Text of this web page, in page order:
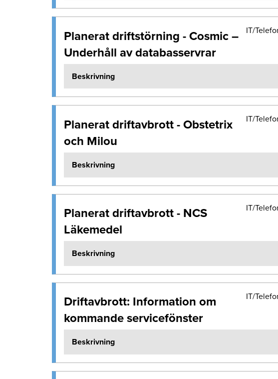
Planerat driftstörning - Cosmic –
Underhåll av databasservrar
IT/
Beskrivning
Planerat driftavbrott - Obstetrix
och Milou
IT/
Beskrivning
Planerat driftavbrott - NCS
Läkemedel
IT/
Beskrivning
Driftavbrott: Information om
kommande servicefönster
IT/
Beskrivning